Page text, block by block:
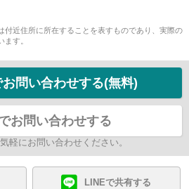
近住所に所在することを表すものであり、実際の
す。
問い合わせする(無料)
お問い合わせする
軽にお問い合わせください。
LINEで共有する